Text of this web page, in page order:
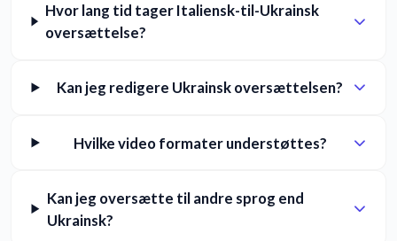
Hvor lang tid tager Italiensk-til-Ukrainsk
oversættelse?
Kan jeg redigere Ukrainsk oversættelsen?
Hvilke video formater understøttes?
Kan jeg oversætte til andre sprog end
Ukrainsk?